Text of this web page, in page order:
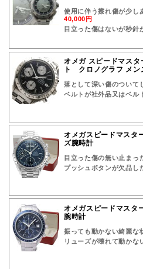
使用に伴う擦れ傷が少し
40,000円
目立った傷はないが秒針
オメガ スピードマス
ト クロノグラフ メン
落として深い傷のついて
ベルトが社外品又はベル
オメガスピードマスタ
ズ腕時計
目立った傷の無い止まっ
プッシュボタンが欠品し
オメガスピードマスタ
腕時計
振っても動かない綺麗な
リューズが壊れて動かな